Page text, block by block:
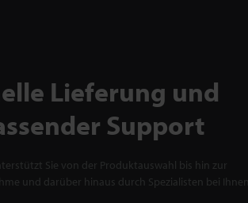
Lieferung und
Support
Sie von der Produktauswahl bis hin zur
und darüber hinaus durch Spezialisten bei Ihnen